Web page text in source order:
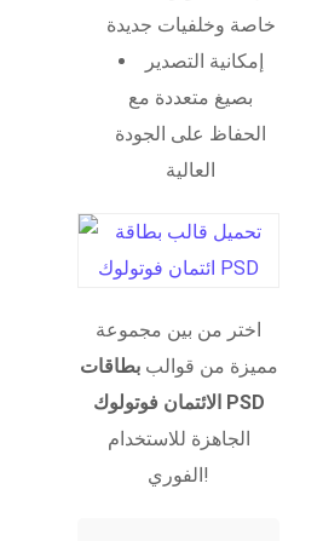
خاصة وخلفيات جديدة
إمكانية التصدير
بصيغ متعددة مع
الحفاظ على الجودة
العالية
اختر من بين مجموعة
مميزة من قوالببطاقات
الائتمان فوتولوك PSD
الجاهزة للاستخدام
الفوري!